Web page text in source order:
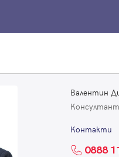
Валентин
Контакти
0888
по-